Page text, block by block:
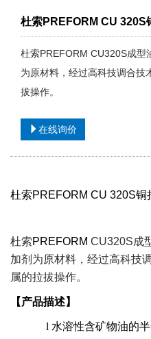
杜索PREFORM CU 320S
杜索PREFORM CU320S成型
为原材料，经过高科技调合技
拔操作。
在线询价
杜索PREFORM CU 320S铜
杜索PREFORM CU320S成
加剂为原材料，经过高科技
属的拉拔操作。
【产品描述】
l 水溶性含矿物油的半